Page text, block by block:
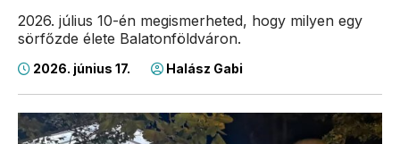
2026. július 10-én megismerheted, hogy milyen egy
sörfőzde élete Balatonföldváron.
2026. június 17. Halász Gabi